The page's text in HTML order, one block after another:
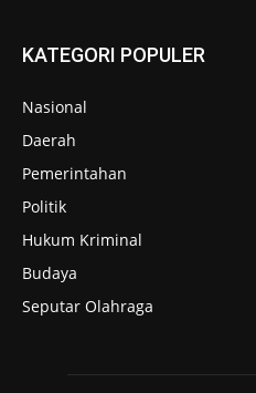
KATEGORI POPULER
Nasional
Daerah
Pemerintahan
Politik
Hukum Kriminal
Budaya
Seputar Olahraga